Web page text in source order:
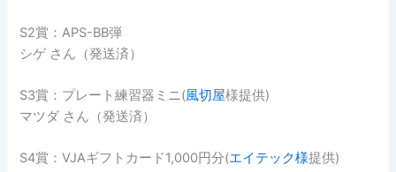
S2賞：APS-BB弾
シゲ さん（発送済）
S3賞：プレート練習器ミニ(風切屋様提供)
マツダ さん（発送済）
S4賞：VJAギフトカード1,000円分(エイテック様提供)